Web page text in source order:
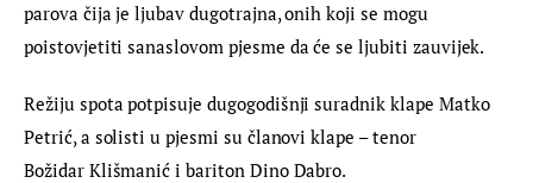
parova čija je ljubav dugotrajna, onih koji se mogu
poistovjetiti sanaslovom pjesme da će se ljubiti zauvijek.
Režiju spota potpisuje dugogodišnji suradnik klape Matko
Petrić, a solisti u pjesmi su članovi klape – tenor
Božidar Klišmanić i bariton Dino Dabro.